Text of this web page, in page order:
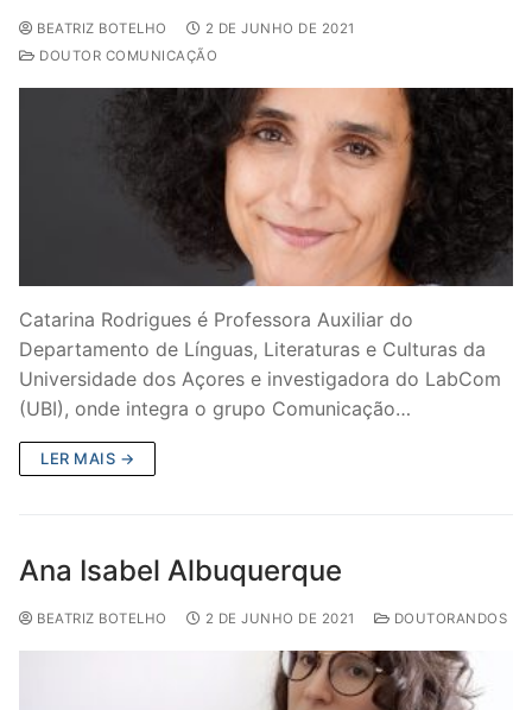
BEATRIZ BOTELHO
2 DE JUNHO DE 2021
DOUTOR COMUNICAÇÃO
Catarina Rodrigues é Professora Auxiliar do
Departamento de Línguas, Literaturas e Culturas da
Universidade dos Açores e investigadora do LabCom
(UBI), onde integra o grupo Comunicação…
LER MAIS →
Ana Isabel Albuquerque
BEATRIZ BOTELHO 2 DE JUNHO DE 2021 DOUTORANDOS